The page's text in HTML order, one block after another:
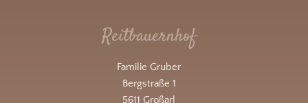
Reitbauernhof
Familie Gruber
Bergstraße 1
5611 Großarl